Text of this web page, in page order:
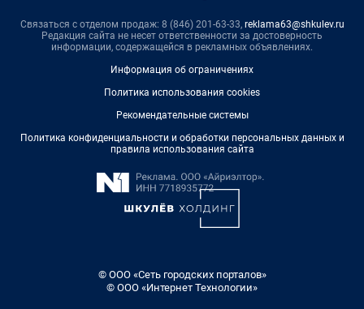
Связаться с отделом продаж: 8 (846) 201-63-33, reklama63@shkulev.ru
Редакция сайта не несет ответственности за достоверность
информации, содержащейся в рекламных объявлениях.
Информация об ограничениях
Политика использования cookies
Рекомендательные системы
Политика конфиденциальности и обработки персональных данных и
правила использования сайта
© ООО «Сеть городских порталов»
© ООО «Интернет Технологии»